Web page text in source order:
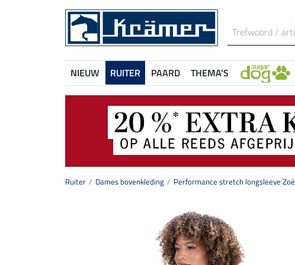
NIEUW RUITER PAARD THEMA'S
Ruiter Dames bovenkleding Performance stretch longsleeve Zoë